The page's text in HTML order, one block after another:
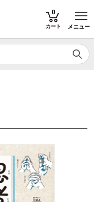
0
カート メニュー